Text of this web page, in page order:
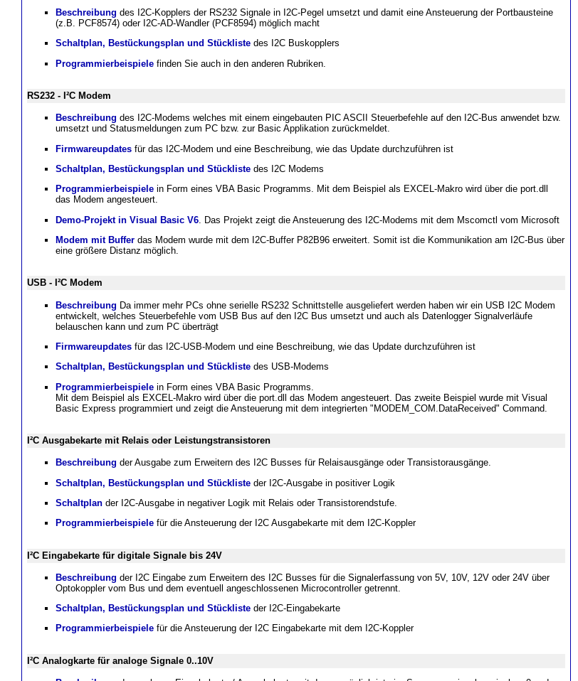
Beschreibung des I2C-Kopplers der RS232 Signale in I2C-Pegel umsetzt und damit eine Ansteuerung der Portbausteine
(z.B. PCF8574) oder I2C-AD-Wandler (PCF8594) möglich macht
Schaltplan, Bestückungsplan und Stückliste des I2C Buskopplers
Programmierbeispiele finden Sie auch in den anderen Rubriken.
RS232 - I²C Modem
Beschreibung des I2C-Modems welches mit einem eingebauten PIC ASCII Steuerbefehle auf den I2C-Bus anwendet bzw.
umsetzt und Statusmeldungen zum PC bzw. zur Basic Applikation zurückmeldet.
Firmwareupdates für das I2C-Modem und eine Beschreibung, wie das Update durchzuführen ist
Schaltplan, Bestückungsplan und Stückliste des I2C Modems
Programmierbeispiele in Form eines VBA Basic Programms. Mit dem Beispiel als EXCEL-Makro wird über die port.dll
das Modem angesteuert.
Demo-Projekt in Visual Basic V6 . Das Projekt zeigt die Ansteuerung des I2C-Modems mit dem Mscomctl vom Microsoft
Modem mit Buffer das Modem wurde mit dem I2C-Buffer P82B96 erweitert. Somit ist die Kommunikation am I2C-Bus über
eine größere Distanz möglich.
USB - I²C Modem
Beschreibung Da immer mehr PCs ohne serielle RS232 Schnittstelle ausgeliefert werden haben wir ein USB I2C Modem
entwickelt, welches Steuerbefehle vom USB Bus auf den I2C Bus umsetzt und auch als Datenlogger Signalverläufe
belauschen kann und zum PC überträgt
Firmwareupdates für das I2C-USB-Modem und eine Beschreibung, wie das Update durchzuführen ist
Schaltplan, Bestückungsplan und Stückliste des USB-Modems
Programmierbeispiele in Form eines VBA Basic Programms.
Mit dem Beispiel als EXCEL-Makro wird über die port.dll das Modem angesteuert. Das zweite Beispiel wurde mit Visual
Basic Express programmiert und zeigt die Ansteuerung mit dem integrierten "MODEM_COM.DataReceived" Command.
I²C Ausgabekarte mit Relais oder Leistungstransistoren
Beschreibung der Ausgabe zum Erweitern des I2C Busses für Relaisausgänge oder Transistorausgänge.
Schaltplan, Bestückungsplan und Stückliste der I2C-Ausgabe in positiver Logik
Schaltplan der I2C-Ausgabe in negativer Logik mit Relais oder Transistorendstufe.
Programmierbeispiele für die Ansteuerung der I2C Ausgabekarte mit dem I2C-Koppler
I²C Eingabekarte für digitale Signale bis 24V
Beschreibung der I2C Eingabe zum Erweitern des I2C Busses für die Signalerfassung von 5V, 10V, 12V oder 24V über
Optokoppler vom Bus und dem eventuell angeschlossenen Microcontroller getrennt.
Schaltplan, Bestückungsplan und Stückliste der I2C-Eingabekarte
Programmierbeispiele für die Ansteuerung der I2C Eingabekarte mit dem I2C-Koppler
I²C Analogkarte für analoge Signale 0..10V